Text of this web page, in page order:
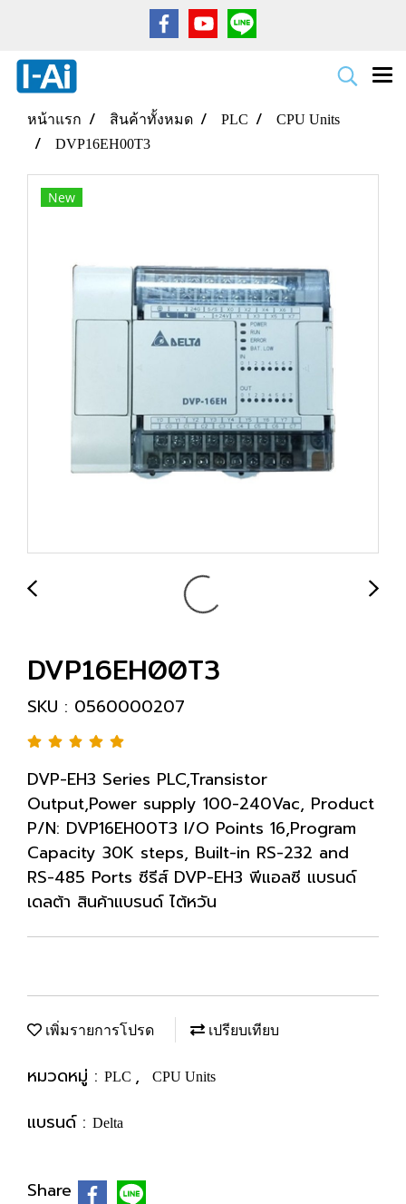
หน้าแรก สินค้าทั้งหมด PLC
CPU Units
DVP16EH00T3
New
DVP16EH00T3
SKU : 0560000207
DVP-EH3 Series PLC,Transistor
Output,Power supply 100-240Vac, Product
P/N: DVP16EH00T3 I/O Points 16,Program
Capacity 30K steps, Built-in RS-232 and
RS-485 Ports ซีรีส์ DVP-EH3 พีแอลซี แบรนด์
เดลต้า สินค้าแบรนด์ ไต้หวัน
เพิ่มรายการโปรด เปรียบเทียบ
หมวดหมู่ : PLC , CPU Units
แบรนด์ : Delta
Share